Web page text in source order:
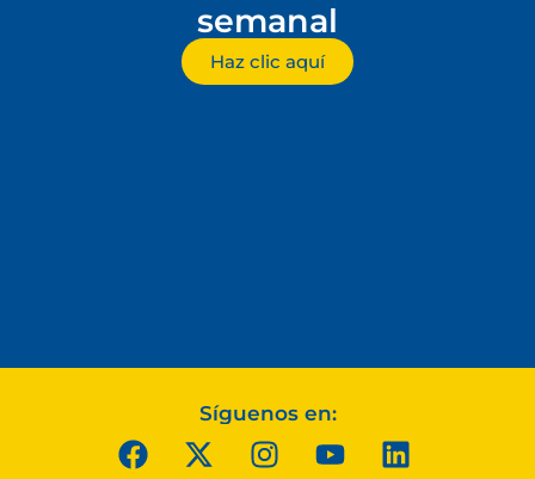
semanal
Haz clic aquí
Síguenos en: